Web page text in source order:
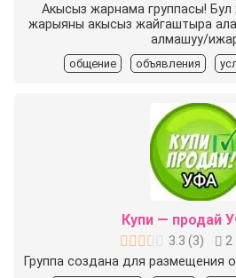
Акысыз жарнама группасы! Бул
жарыяны акысыз жайгаштыра
алмашуу/
общение объявления
Купи — продай
3.3 (3)
2
Группа создана для размещения